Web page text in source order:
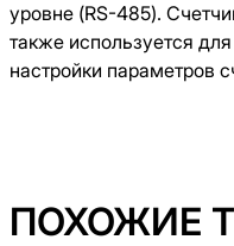
уровне (RS-485).
также используется
настройки параметров
ПОХОЖИЕ